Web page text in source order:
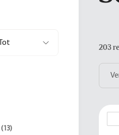
(13)
203